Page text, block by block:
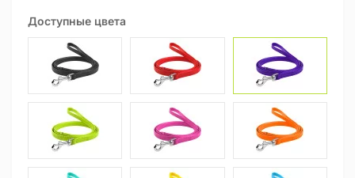
Доступные цвета